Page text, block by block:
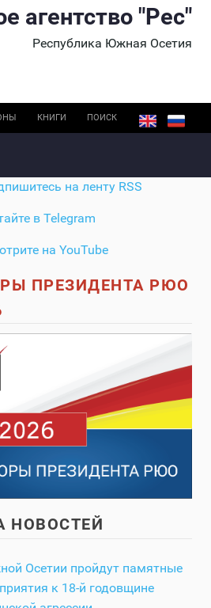
агентство "Рес"
Республика Южная Осетия
КНИГИ ПОИСК
на ленту RSS
в Telegram
на YouTube
ПРЕЗИДЕНТА РЮО
НОВОСТЕЙ
Осетии пройдут памятные
к 18-й годовщине